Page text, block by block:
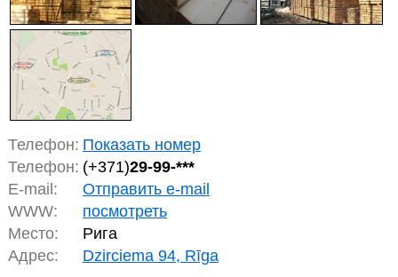
Телефон: Показать номер
Телефон: (+371)29-99-***
E-mail:
Отправить e-mail
WWW:
посмотреть
Место:
Рига
Адрес:
Dzirciema 94, Rīga